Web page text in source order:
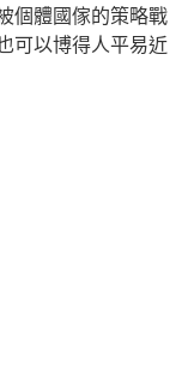
個體國傢的策略戰
可以博得人平易近